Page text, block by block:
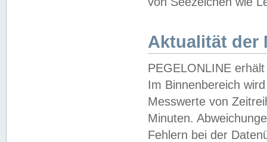
Aktualität der
PEGELONLINE
Im Binnenbereich
Messwerte von
Minuten.
Fehlern bei der